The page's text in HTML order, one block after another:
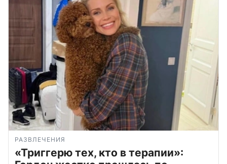
РАЗВЛЕЧЕНИЯ
«Триггерю тех, кто в терапии»: